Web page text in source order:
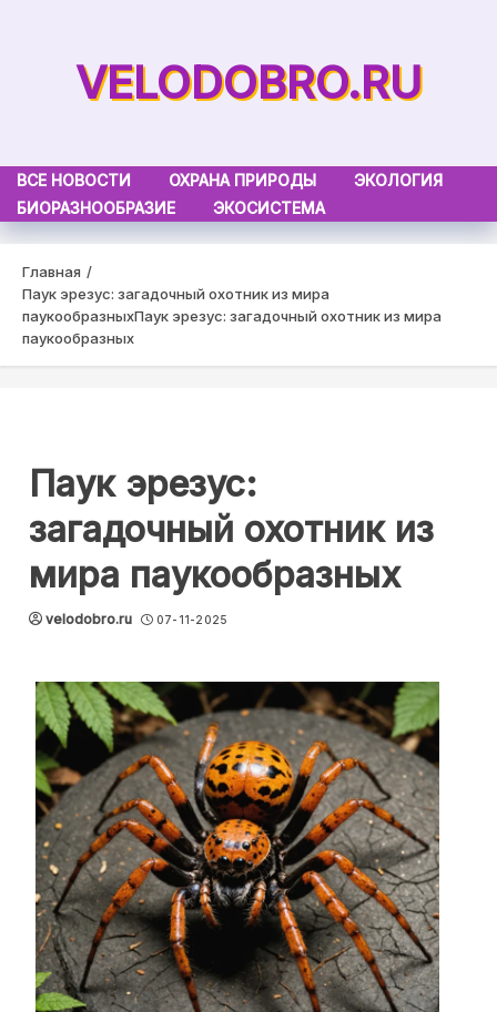
VELODOBRO.RU
ВСЕ НОВОСТИ ОХРАНА ПРИРОДЫ
ЭКОЛОГИЯ
БИОРАЗНООБРАЗИЕ
ЭКОСИСТЕМА
Главная
Паук эрезус: загадочный охотник из мира
паукообразныхПаук эрезус: загадочный охотник из мира
паукообразных
Паук эрезус:
загадочный охотник из
мира паукообразных
velodobro.ru 07-11-2025